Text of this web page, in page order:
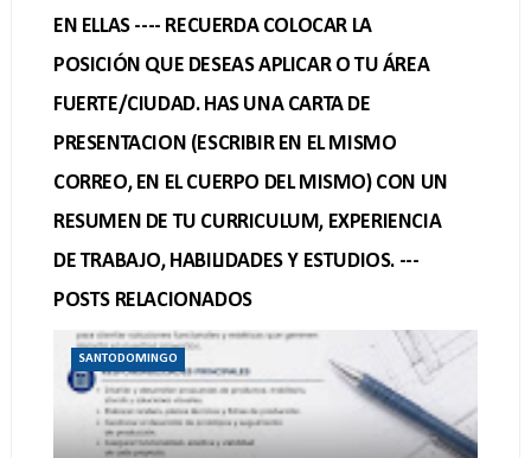
EN ELLAS ---- RECUERDA COLOCAR LA
POSICIÓN QUE DESEAS APLICAR O TU ÁREA
FUERTE/CIUDAD. HAS UNA CARTA DE
PRESENTACION (ESCRIBIR EN EL MISMO
CORREO, EN EL CUERPO DEL MISMO) CON UN
RESUMEN DE TU CURRICULUM, EXPERIENCIA
DE TRABAJO, HABILIDADES Y ESTUDIOS. ---
POSTS RELACIONADOS
SANTODOMINGO